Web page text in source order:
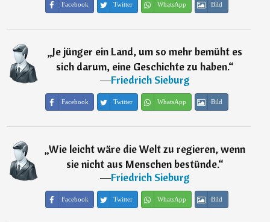
Facebook Twitter WhatsApp Bild
„Je jünger ein Land, um so mehr bemüht es
sich darum, eine Geschichte zu haben.“
―Friedrich Sieburg
Facebook Twitter WhatsApp Bild
„Wie leicht wäre die Welt zu regieren, wenn
sie nicht aus Menschen bestünde.“
―Friedrich Sieburg
Facebook Twitter WhatsApp Bild